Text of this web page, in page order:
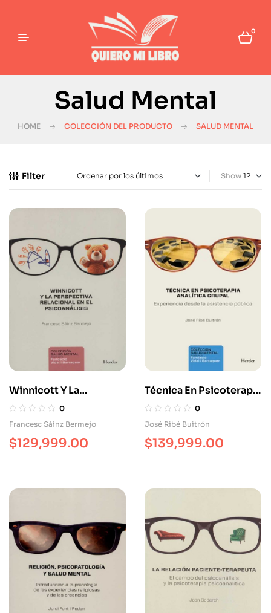
0
Salud Mental
HOME COLECCIÓN DEL PRODUCTO SALUD MENTAL
Filter Show
Winnicott Y La
Perspectiva Relacional
En El Psicoanálisis
0
Francesc Sáinz Bermejo
$129,999.00
Técnica En Psicoterapia
Analítica Grupal
Experiencia Desde La
0
José Ribé Buitrón
$139,999.00